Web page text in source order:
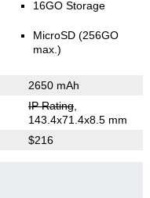
16GO Storage
MicroSD (256GO
max.)
2650 mAh
IP Rating,
143.4x71.4x8.5 mm
$216